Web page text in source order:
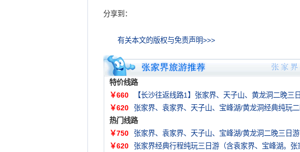
分享到：
有关本文的版权与免责声明>>>
特价线路
￥660
【长沙往返线路1】张家界、天子山、黄龙洞二晚三
￥620
张家界、袁家界、天子山、宝峰湖/黄龙洞经典纯玩
热门线路
￥750
张家界、袁家界、天子山、宝峰湖/黄龙洞二晚三日游
￥620
张家界经典行程纯玩三日游（含袁家界、宝峰湖。张